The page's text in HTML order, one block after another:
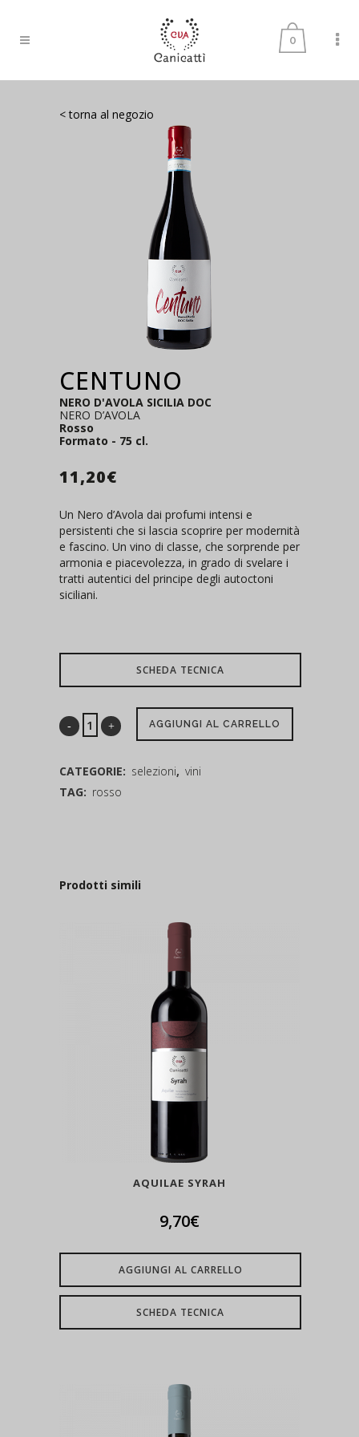
0
< torna al negozio
CENTUNO
NERO D'AVOLA SICILIA DOC
NERO D’AVOLA
Rosso
Formato - 75 cl.
11,20€
Un Nero d’Avola dai profumi intensi e
persistenti che si lascia scoprire per modernità
e fascino. Un vino di classe, che sorprende per
armonia e piacevolezza, in grado di svelare i
tratti autentici del principe degli autoctoni
siciliani.
SCHEDA TECNICA
AGGIUNGI AL CARRELLO
CATEGORIE: selezioni, vini
TAG: rosso
Prodotti simili
AQUILAE SYRAH
9,70€
AGGIUNGI AL CARRELLO
SCHEDA TECNICA